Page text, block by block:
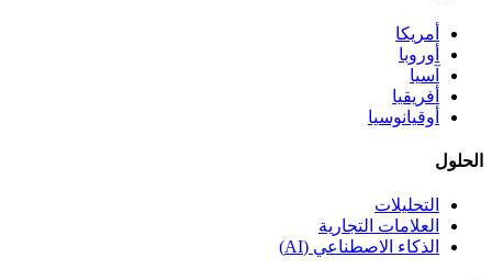
أمريكا
أوروبا
آسيا
أفريقيا
أوقيانوسيا
الحلول
التحليلات
العلامات التجارية
الذكاء الاصطناعي (AI)